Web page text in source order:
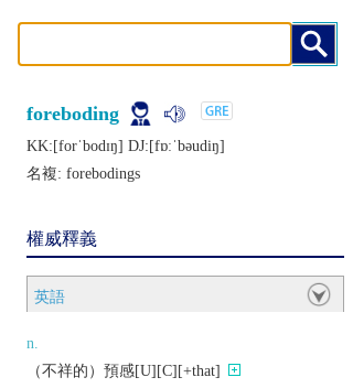
foreboding
KK:[forˈbodɪŋ] DJ:[fɒːˈbǝudiŋ]
名複: forebodings
權威釋義
英語
n.
（不祥的）預感[U][C][+that]